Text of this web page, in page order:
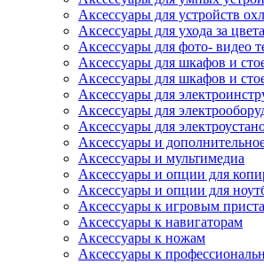
Аксессуары для устройств
Аксессуары для ухода за
Аксессуары для фото- видео
Аксессуары для шкафов и
Аксессуары для шкафов и
Аксессуары для
Аксессуары для
Аксессуары для
Аксессуары и
Аксессуары и мультимедиа
Аксессуары и опции для
Аксессуары и опции для
Аксессуары к игровым
Аксессуары к навигаторам
Аксессуары к ножам
Аксессуары к